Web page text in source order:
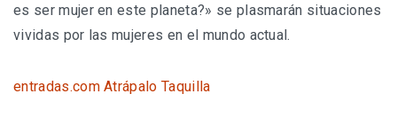
es ser mujer en este planeta?» se plasmarán situaciones
vividas por las mujeres en el mundo actual.
entradas.com Atrápalo Taquilla